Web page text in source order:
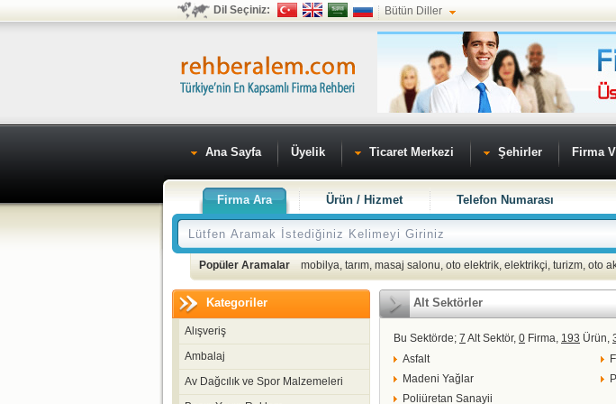
Dil Seçiniz: Bütün Diller
Ana Sayfa Üyelik Ticaret Merkezi Şehirler Firma
Firma Ara Ürün / Hizmet Telefon Numarası
Popüler Aramalar mobilya, tarım, masaj salonu, oto elektrik, elektrikçi, turizm, oto
Kategoriler
Alışveriş
Ambalaj
Av Dağcılık ve Spor Malzemeleri
Alt Sektörler
Bu Sektörde; 7 Alt Sektör, 0 Firma, 193 Ürün,
Asfalt
Madeni Yağlar
Poliüretan Sanayii